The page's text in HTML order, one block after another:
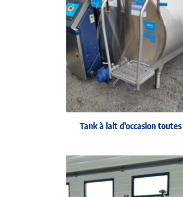
Tank à lait d’occasion